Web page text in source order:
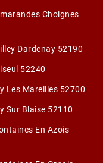
Choignes
Dardenay 52190
52240
Les Mareilles 52700
Sur Blaise 52110
En Azois